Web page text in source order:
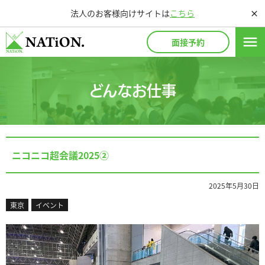
法人のお客様向けサイトはこちら close
面接予約 menu
どんなお仕事
ニコニコ超会議2025②
2025年5月30日
東京
イベント